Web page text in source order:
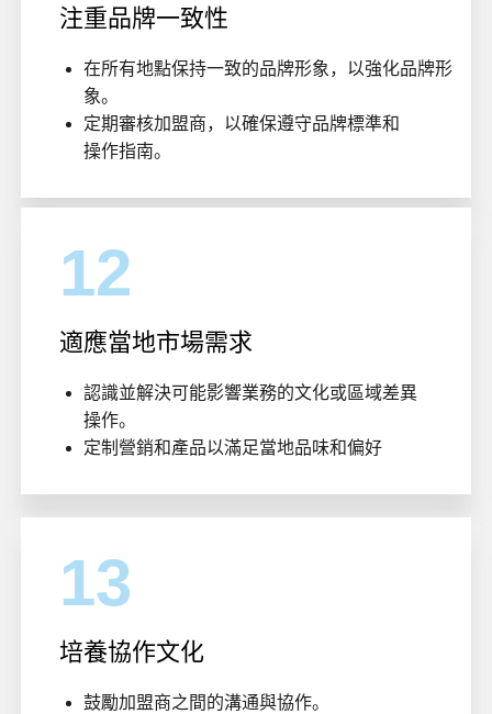
注重品牌一致性
在所有地點保持一致的品牌形象，以強化品牌形
象。
定期審核加盟商，以確保遵守品牌標準和
操作指南。
12
適應當地市場需求
認識並解決可能影響業務的文化或區域差異
操作。
定制營銷和產品以滿足當地品味和偏好
13
培養協作文化
鼓勵加盟商之間的溝通與協作。